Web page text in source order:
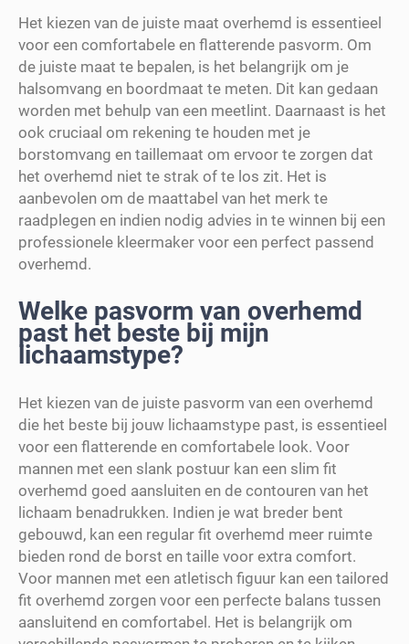
Het kiezen van de juiste maat overhemd is essentieel
voor een comfortabele en flatterende pasvorm. Om
de juiste maat te bepalen, is het belangrijk om je
halsomvang en boordmaat te meten. Dit kan gedaan
worden met behulp van een meetlint. Daarnaast is het
ook cruciaal om rekening te houden met je
borstomvang en taillemaat om ervoor te zorgen dat
het overhemd niet te strak of te los zit. Het is
aanbevolen om de maattabel van het merk te
raadplegen en indien nodig advies in te winnen bij een
professionele kleermaker voor een perfect passend
overhemd.
Welke pasvorm van overhemd
past het beste bij mijn
lichaamstype?
Het kiezen van de juiste pasvorm van een overhemd
die het beste bij jouw lichaamstype past, is essentieel
voor een flatterende en comfortabele look. Voor
mannen met een slank postuur kan een slim fit
overhemd goed aansluiten en de contouren van het
lichaam benadrukken. Indien je wat breder bent
gebouwd, kan een regular fit overhemd meer ruimte
bieden rond de borst en taille voor extra comfort.
Voor mannen met een atletisch figuur kan een tailored
fit overhemd zorgen voor een perfecte balans tussen
aansluitend en comfortabel. Het is belangrijk om